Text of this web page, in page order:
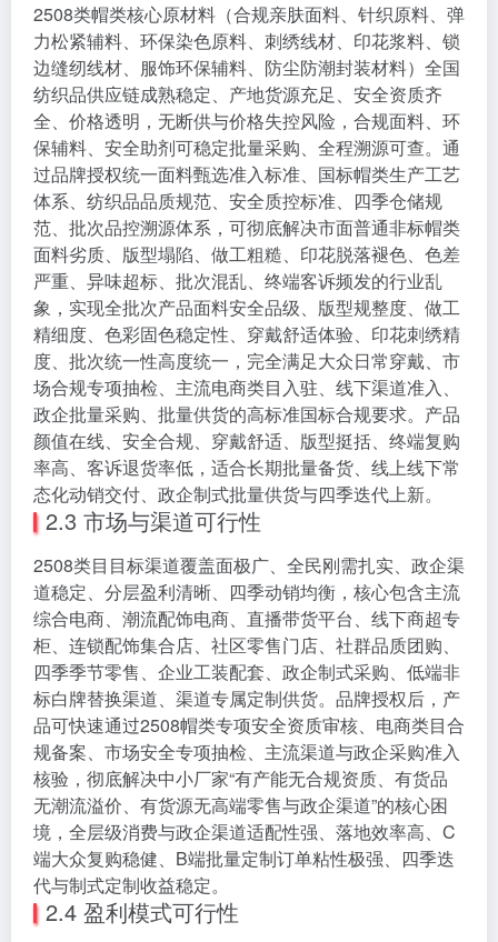
2508类帽类核心原材料（合规亲肤面料、针织原料、弹
力松紧辅料、环保染色原料、刺绣线材、印花浆料、锁
边缝纫线材、服饰环保辅料、防尘防潮封装材料）全国
纺织品供应链成熟稳定、产地货源充足、安全资质齐
全、价格透明，无断供与价格失控风险，合规面料、环
保辅料、安全助剂可稳定批量采购、全程溯源可查。通
过品牌授权统一面料甄选准入标准、国标帽类生产工艺
体系、纺织品品质规范、安全质控标准、四季仓储规
范、批次品控溯源体系，可彻底解决市面普通非标帽类
面料劣质、版型塌陷、做工粗糙、印花脱落褪色、色差
严重、异味超标、批次混乱、终端客诉频发的行业乱
象，实现全批次产品面料安全品级、版型规整度、做工
精细度、色彩固色稳定性、穿戴舒适体验、印花刺绣精
度、批次统一性高度统一，完全满足大众日常穿戴、市
场合规专项抽检、主流电商类目入驻、线下渠道准入、
政企批量采购、批量供货的高标准国标合规要求。产品
颜值在线、安全合规、穿戴舒适、版型挺括、终端复购
率高、客诉退货率低，适合长期批量备货、线上线下常
态化动销交付、政企制式批量供货与四季迭代上新。
2.3 市场与渠道可行性
2508类目目标渠道覆盖面极广、全民刚需扎实、政企渠
道稳定、分层盈利清晰、四季动销均衡，核心包含主流
综合电商、潮流配饰电商、直播带货平台、线下商超专
柜、连锁配饰集合店、社区零售门店、社群品质团购、
四季季节零售、企业工装配套、政企制式采购、低端非
标白牌替换渠道、渠道专属定制供货。品牌授权后，产
品可快速通过2508帽类专项安全资质审核、电商类目合
规备案、市场安全专项抽检、主流渠道与政企采购准入
核验，彻底解决中小厂家“有产能无合规资质、有货品
无潮流溢价、有货源无高端零售与政企渠道”的核心困
境，全层级消费与政企渠道适配性强、落地效率高、C
端大众复购稳健、B端批量定制订单粘性极强、四季迭
代与制式定制收益稳定。
2.4 盈利模式可行性